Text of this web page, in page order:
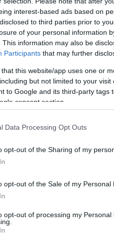
interest-based ads based on
to third parties prior to
of your personal information
This information may also be
Participants that may further
that this website/app uses one or
but not limited to your
to Google and its third-party
consent section.
Data Processing Opt Outs
opt-out of the Sharing of my
opt-out of the Sale of my Personal
opt-out of processing my Personal
στον αγώνα με την
από τοFinal Fourτης
στοιχεία που έδινε
στη ρακέτα
περασμένης Πέμπτης (12/
για το «τριφύλλι»,
τον κόσμο όπως